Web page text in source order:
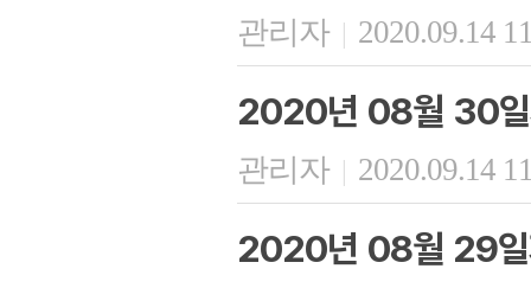
관리자 | 2020.09.14
2020년 08월 30일
관리자 | 2020.09.14
2020년 08월 29일